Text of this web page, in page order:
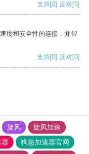
支持[0] 反对[0]
度和安全性的连接，并帮
支持[0] 反对[0]
旋风
旋风加速
狗急加速器官网